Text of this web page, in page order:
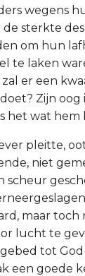
wegens
sterkte des
om hun
te laken
zal er een
Zijn oog
het wat hem
pleitte,
niet
scheur
maar toch
lucht te
tot
een goede